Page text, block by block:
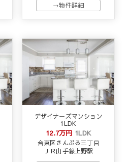
→物件詳細
デザイナーズマンション
1LDK
12.7万円 1LDK
台東区さんぷる三丁目
ＪＲ山手線上野駅